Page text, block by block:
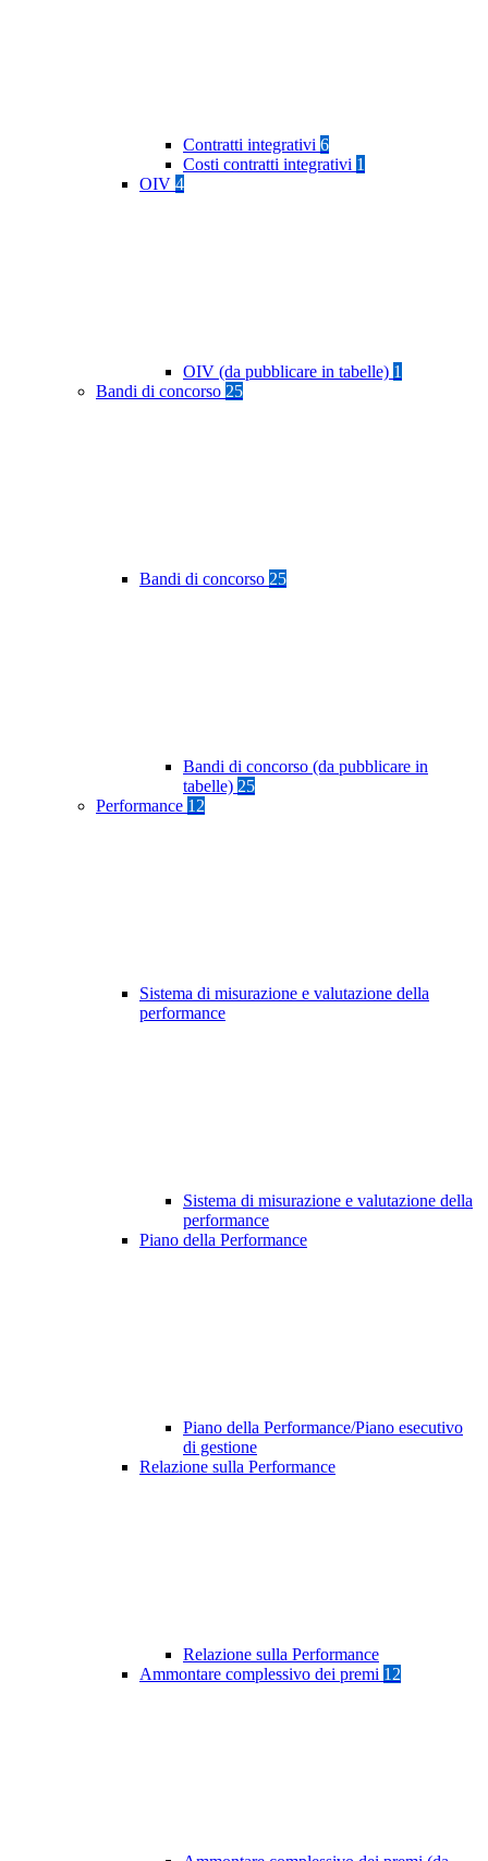
Contratti integrativi 6
Costi contratti integrativi 1
OIV 4
OIV (da pubblicare in tabelle) 1
Bandi di concorso 25
Bandi di concorso 25
Bandi di concorso (da pubblicare in
tabelle) 25
Performance 12
Sistema di misurazione e valutazione della
performance
Sistema di misurazione e valutazione della
performance
Piano della Performance
Piano della Performance/Piano esecutivo
di gestione
Relazione sulla Performance
Relazione sulla Performance
Ammontare complessivo dei premi 12